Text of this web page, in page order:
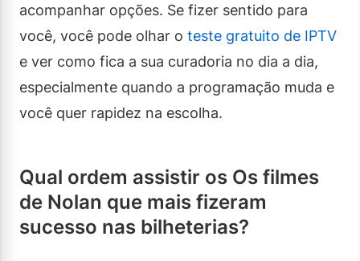
acompanhar opções. Se fizer sentido para
você, você pode olhar o teste gratuito de IPTV
e ver como fica a sua curadoria no dia a dia,
especialmente quando a programação muda e
você quer rapidez na escolha.
Qual ordem assistir os Os filmes
de Nolan que mais fizeram
sucesso nas bilheterias?